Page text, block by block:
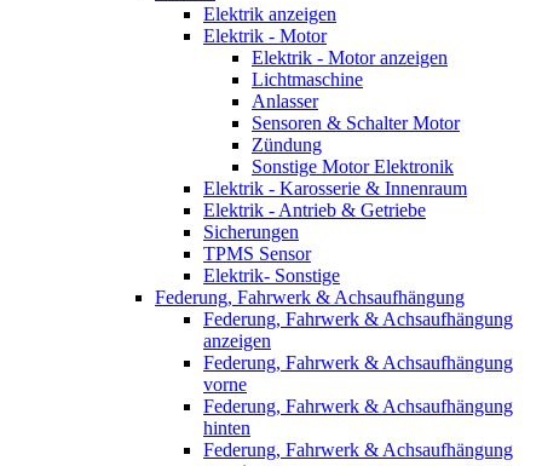
Elektrik anzeigen
Elektrik - Motor
Elektrik - Motor anzeigen
Lichtmaschine
Anlasser
Sensoren & Schalter Motor
Zündung
Sonstige Motor Elektronik
Elektrik - Karosserie & Innenraum
Elektrik - Antrieb & Getriebe
Sicherungen
TPMS Sensor
Elektrik- Sonstige
Federung, Fahrwerk & Achsaufhängung
Federung, Fahrwerk & Achsaufhängung
anzeigen
Federung, Fahrwerk & Achsaufhängung
vorne
Federung, Fahrwerk & Achsaufhängung
hinten
Federung, Fahrwerk & Achsaufhängung